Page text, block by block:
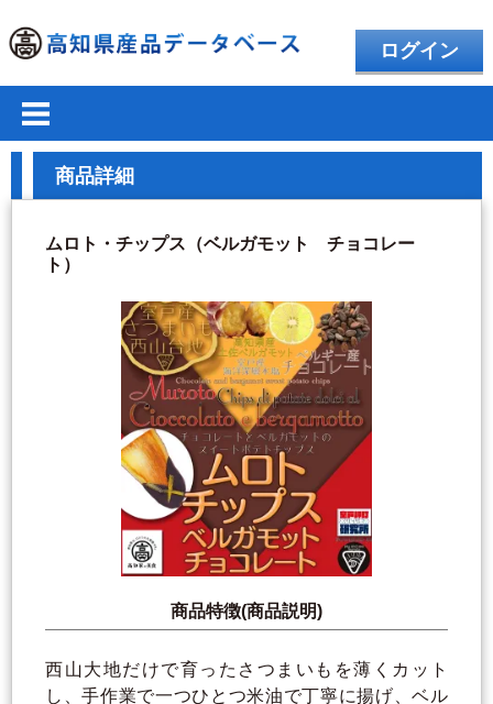
ログイン
商品詳細
ムロト・チップス（ベルガモット チョコレー
ト）
商品特徴(商品説明)
西山大地だけで育ったさつまいもを薄くカット
し、手作業で一つひとつ米油で丁寧に揚げ、ベル